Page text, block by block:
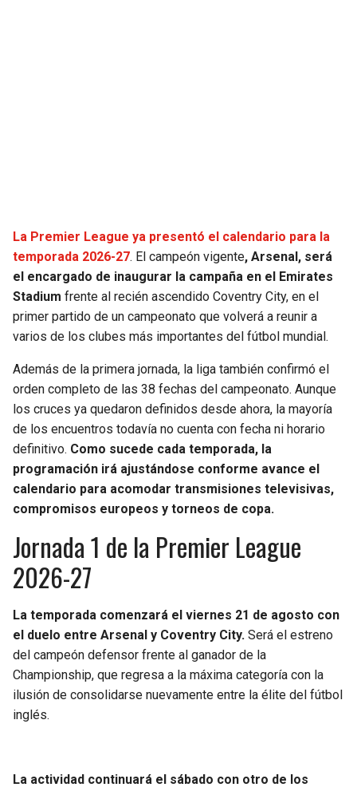
VIKINGS
FALCONS
PANTHERS
SAINTS
BUCCANEERS
THUNDER
TRAIL BLAZERS
JAZZ
La Premier League ya presentó el calendario para la
temporada 2026-27. El campeón vigente, Arsenal, será
el encargado de inaugurar la campaña en el Emirates
Stadium frente al recién ascendido Coventry City, en el
primer partido de un campeonato que volverá a reunir a
varios de los clubes más importantes del fútbol mundial.
Además de la primera jornada, la liga también confirmó el
orden completo de las 38 fechas del campeonato. Aunque
los cruces ya quedaron definidos desde ahora, la mayoría
de los encuentros todavía no cuenta con fecha ni horario
definitivo. Como sucede cada temporada, la
programación irá ajustándose conforme avance el
calendario para acomodar transmisiones televisivas,
compromisos europeos y torneos de copa.
Jornada 1 de la Premier League
2026-27
La temporada comenzará el viernes 21 de agosto con
el duelo entre Arsenal y Coventry City. Será el estreno
del campeón defensor frente al ganador de la
Championship, que regresa a la máxima categoría con la
ilusión de consolidarse nuevamente entre la élite del fútbol
inglés.
La actividad continuará el sábado con otro de los